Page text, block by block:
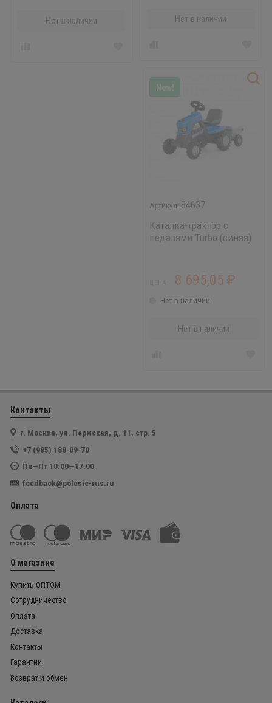
Нет в наличии Нет в наличии
New!
84637
Каталка-трактор с
педалями Turbo (синяя)
8 695,05 ₽
Нет в наличии
Нет в наличии
Контакты
г. Москва, ул. Пермская, д. 11, стр. 5
+7 (985) 188-09-70
Пн—Пт 10:00—17:00
feedback@polesie-rus.ru
Оплата
О магазине
Купить ОПТОМ
Сотрудничество
Оплата
Доставка
Контакты
Гарантии
Возврат и обмен